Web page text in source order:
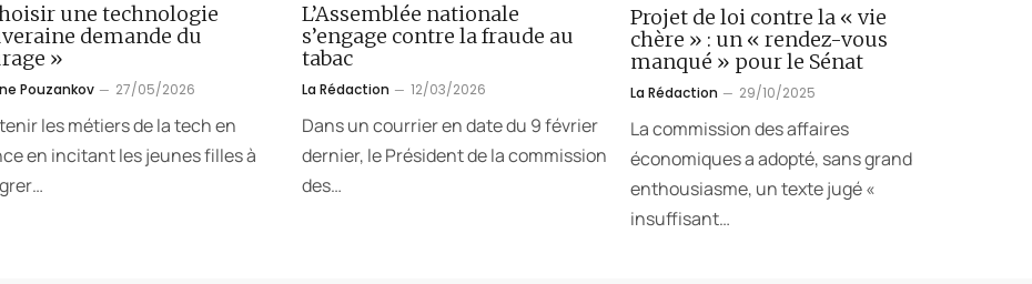
une technologie
demande du
»
Pouzankov 27/05/2026
les métiers de la tech en
en incitant les jeunes filles à
L’Assemblée nationale
s’engage contre la fraude au
tabac
La Rédaction 12/03/2026
Dans un courrier en date du 9 février
dernier, le Président de la commission
des…
Projet de loi contre la « vie
chère » : un « rendez-vous
manqué » pour le Sénat
La Rédaction 29/10/2025
La commission des affaires
économiques a adopté, sans grand
enthousiasme, un texte jugé «
insuffisant…